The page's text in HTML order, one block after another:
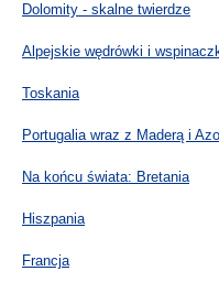
Dolomity - skalne twierdze
Alpejskie wędrówki i
Toskania
Portugalia wraz z Maderą i
Na końcu świata: Bretania
Hiszpania
Francja